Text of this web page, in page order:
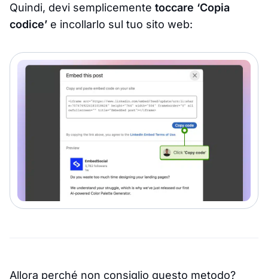
Quindi, devi semplicemente toccare ‘Copia
codice’ e incollarlo sul tuo sito web:
Allora perché non consiglio questo metodo?